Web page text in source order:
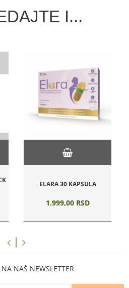
I...
ELARA 30 KAPSULA
1.999,00 RSD
NA NAŠ NEWSLETTER